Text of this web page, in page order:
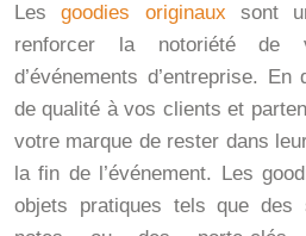
Lesgoodies originaux sont
renforcer la notoriété de
d’événements d’entreprise.
de qualité à vos clients et
votre marque de rester dans
la fin de l’événement. Les
objets pratiques tels que